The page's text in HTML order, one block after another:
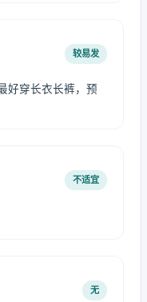
较易发
好穿长衣长裤，预
不适宜
无